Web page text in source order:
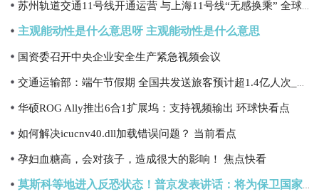
主观能动性是什么意思呀 主观能动性是什么意思
国资委召开中央企业安全生产紧急视频会议
华硕ROG Ally推出6合1扩展坞：支持视频输出 环球快看点
如何解决icucnv40.dll加载错误问题？ 当前看点
孕妇血糖高，会对孩子，造成很大的影响！ 焦点快看